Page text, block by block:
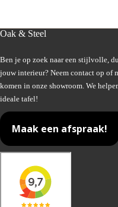
Oak & Steel
Ben je op zoek naar een stijlvolle,
jouw interieur? Neem contact op of
komen in onze showroom. We
ideale tafel!
Maak een afspraak!